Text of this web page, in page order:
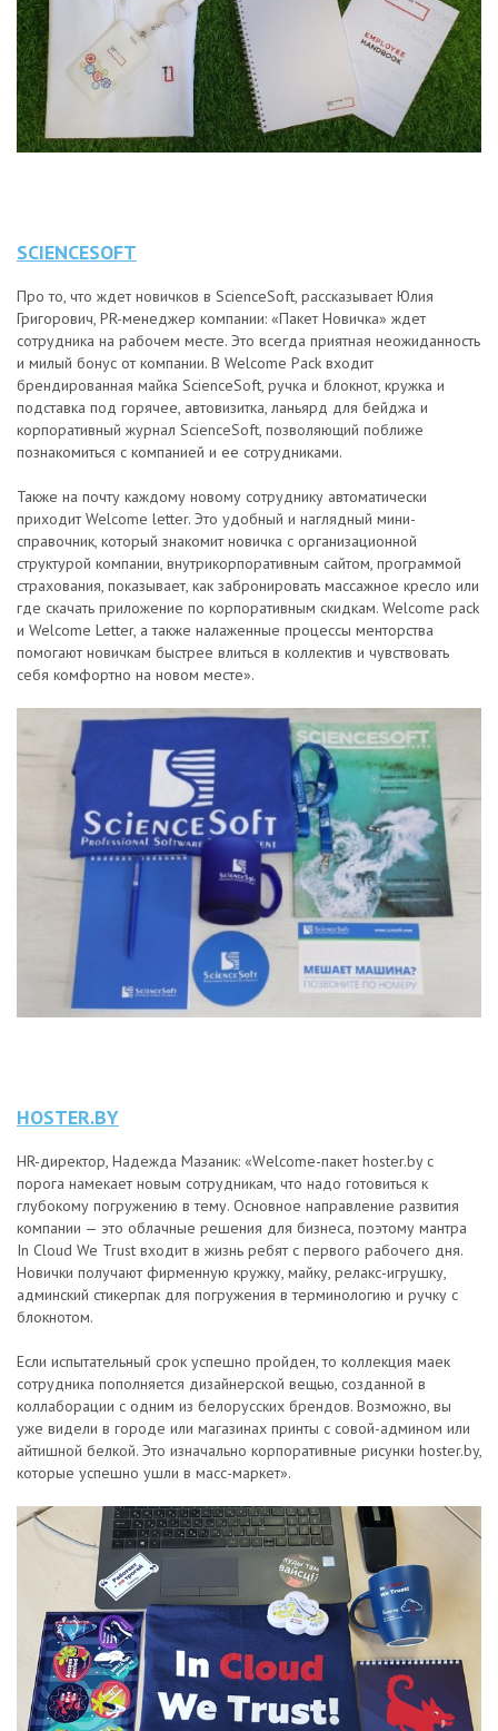
SCIENCESOFT
Про то, что ждет новичков в ScienceSoft, рассказывает Юлия
Григорович, PR-менеджер компании: «Пакет Новичка» ждет
сотрудника на рабочем месте. Это всегда приятная неожиданность
и милый бонус от компании. В Welcome Pack входит
брендированная майка ScienceSoft, ручка и блокнот, кружка и
подставка под горячее, автовизитка, ланьярд для бейджа и
корпоративный журнал ScienceSoft, позволяющий поближе
познакомиться с компанией и ее сотрудниками.
Также на почту каждому новому сотруднику автоматически
приходит Welcome letter. Это удобный и наглядный мини-
справочник, который знакомит новичка с организационной
структурой компании, внутрикорпоративным сайтом, программой
страхования, показывает, как забронировать массажное кресло или
где скачать приложение по корпоративным скидкам. Welcome pack
и Welcome Letter, а также налаженные процессы менторства
помогают новичкам быстрее влиться в коллектив и чувствовать
себя комфортно на новом месте».
HOSTER.BY
HR-директор, Надежда Мазаник: «Wеlcome-пакет hoster.by с
порога намекает новым сотрудникам, что надо готовиться к
глубокому погружению в тему. Основное направление развития
компании — это облачные решения для бизнеса, поэтому мантра
In Cloud We Trust входит в жизнь ребят с первого рабочего дня.
Новички получают фирменную кружку, майку, релакс-игрушку,
админский стикерпак для погружения в терминологию и ручку с
блокнотом.
Если испытательный срок успешно пройден, то коллекция маек
сотрудника пополняется дизайнерской вещью, созданной в
коллаборации с одним из белорусских брендов. Возможно, вы
уже видели в городе или магазинах принты с совой-админом или
айтишной белкой. Это изначально корпоративные рисунки hoster.by,
которые успешно ушли в масс-маркет».